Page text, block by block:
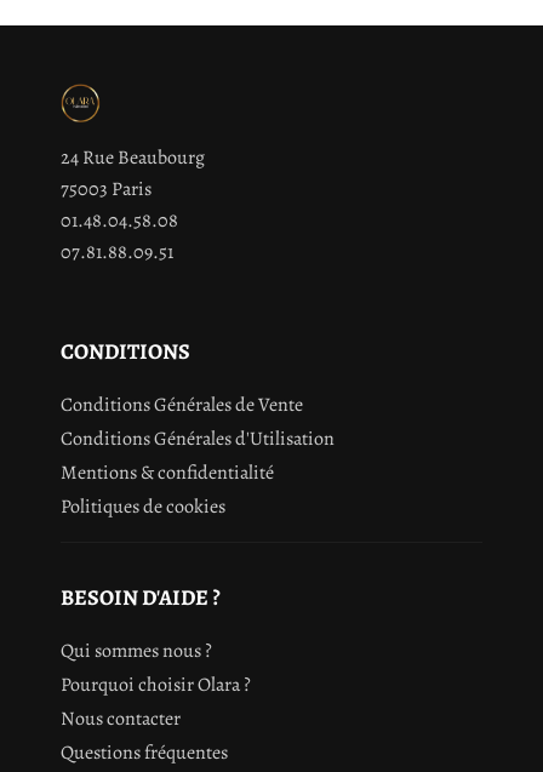
24 Rue Beaubourg
75003 Paris
01.48.04.58.08
07.81.88.09.51
CONDITIONS
Conditions Générales de Vente
Conditions Générales d'Utilisation
Mentions & confidentialité
Politiques de cookies
BESOIN D'AIDE ?
Qui sommes nous ?
Pourquoi choisir Olara ?
Nous contacter
Questions fréquentes